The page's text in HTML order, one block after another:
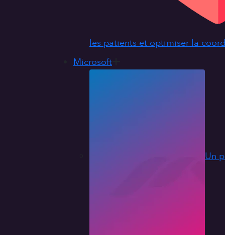
les patients et optimiser la
Microsoft
Un